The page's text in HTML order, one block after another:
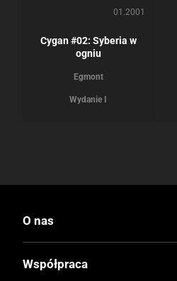
01.2001
Cygan #02: Syberia w
ogniu
Egmont
Wydanie I
O nas
Współpraca